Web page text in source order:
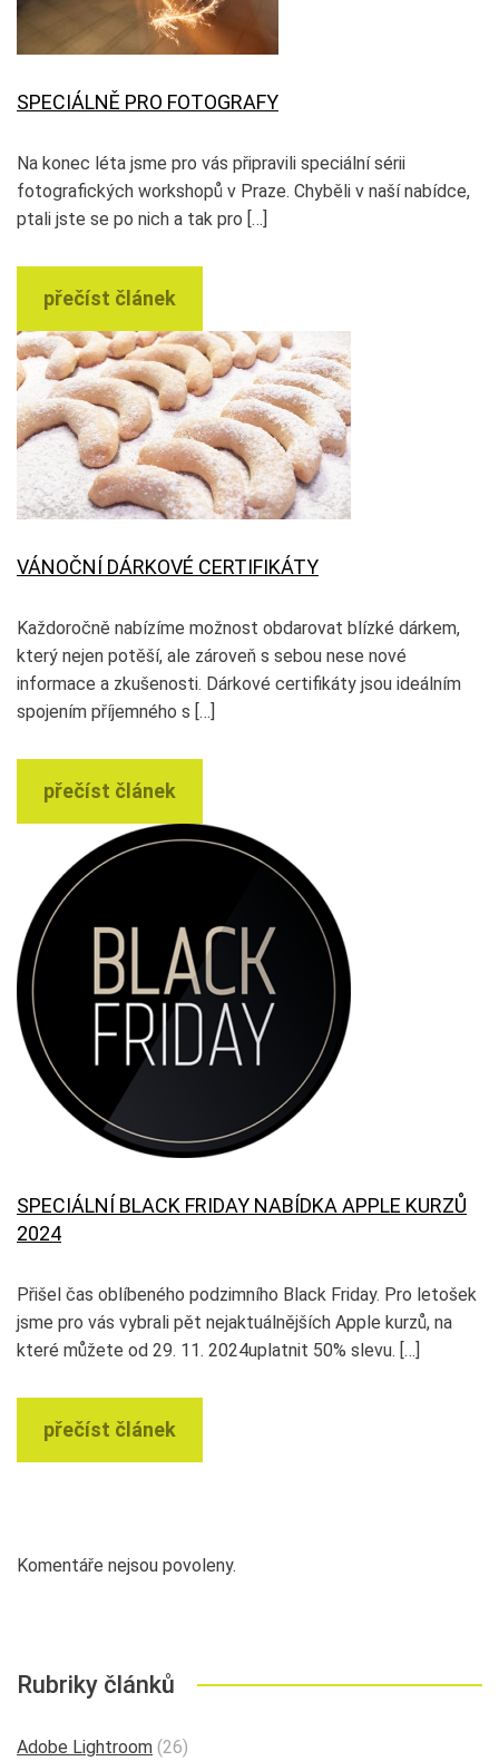
SPECIÁLNĚ PRO FOTOGRAFY
Na konec léta jsme pro vás připravili speciální sérii
fotografických workshopů v Praze. Chyběli v naší nabídce,
ptali jste se po nich a tak pro […]
přečíst článek
VÁNOČNÍ DÁRKOVÉ CERTIFIKÁTY
Každoročně nabízíme možnost obdarovat blízké dárkem,
který nejen potěší, ale zároveň s sebou nese nové
informace a zkušenosti. Dárkové certifikáty jsou ideálním
spojením příjemného s […]
přečíst článek
SPECIÁLNÍ BLACK FRIDAY NABÍDKA APPLE KURZŮ
2024
Přišel čas oblíbeného podzimního Black Friday. Pro letošek
jsme pro vás vybrali pět nejaktuálnějších Apple kurzů, na
které můžete od 29. 11. 2024uplatnit 50% slevu. […]
přečíst článek
Komentáře nejsou povoleny.
Rubriky článků
Adobe Lightroom (26)